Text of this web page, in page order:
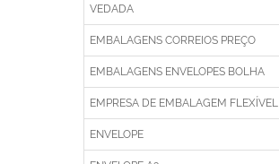
VEDADA
EMBALAGENS CORREIOS PREÇO
EMBALAGENS ENVELOPES BOLHA
EMPRESA DE EMBALAGEM FLEXÍVEL
ENVELOPE